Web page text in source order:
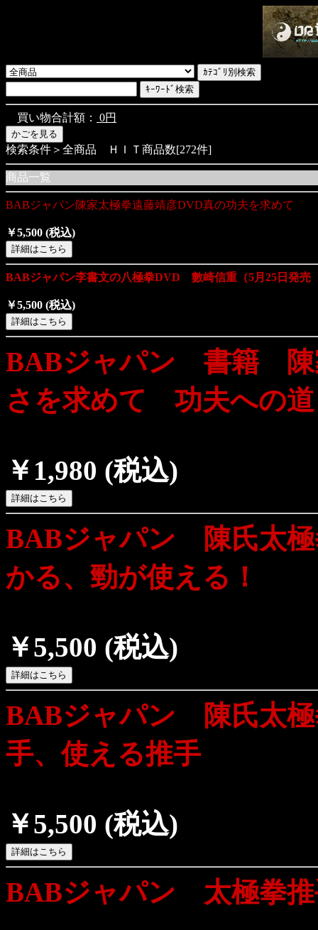
買い物合計額： 0円
検索条件＞全商品 ＨＩＴ商品数[272件]
商品一覧
BABジャパン陳家太極拳遠藤靖彦DVD真の功夫を求めて
￥5,500 (税込)
BABジャパン李書文の八極拳DVD 數崎信重（5月25日発
￥5,500 (税込)
BABジャパン 書籍
さを求めて 功夫への
￥1,980 (税込)
BABジャパン 陳氏太
かる、勁が使える！
￥5,500 (税込)
BABジャパン 陳氏太
手、使える推手
￥5,500 (税込)
BABジャパン 太極拳